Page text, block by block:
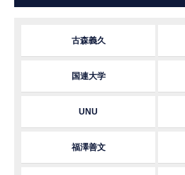
古森義久
国連大学
UNU
福澤善文